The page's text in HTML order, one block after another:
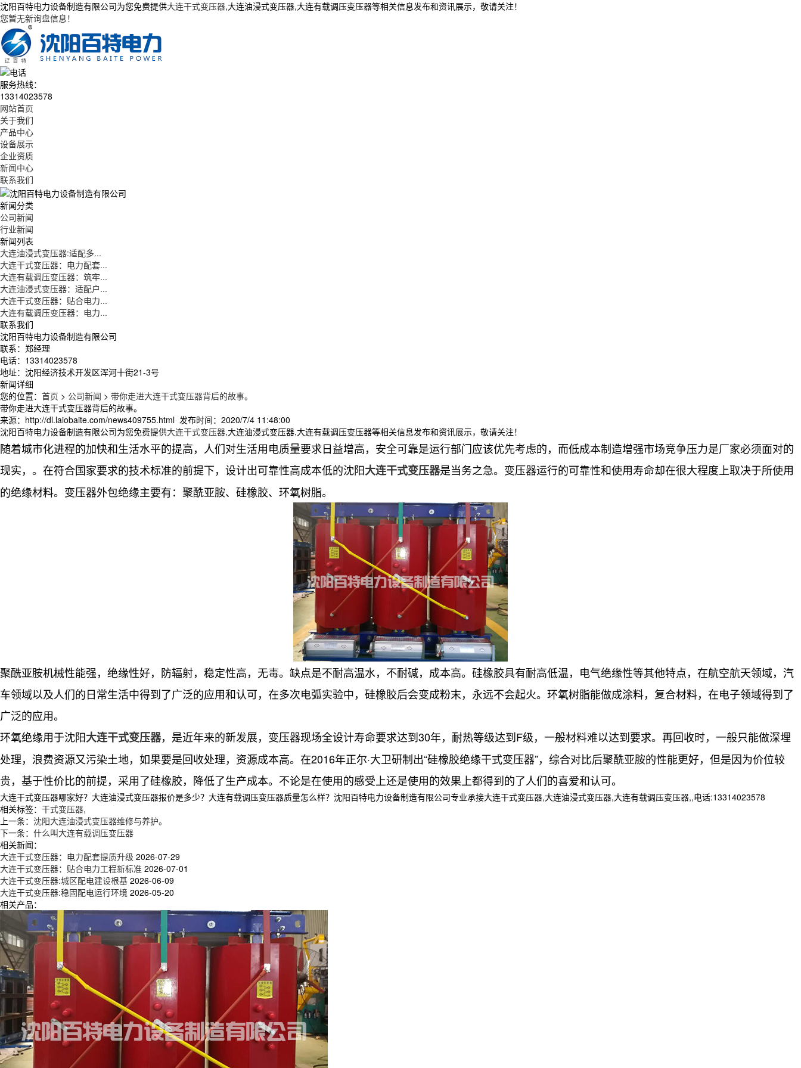
沈阳百特电力设备制造有限公司为您免费提供大连干式变压器,大连油浸式变压器,大连有载调压变压器等相关信息发布和资讯展示，敬请关注！
您暂无新询盘信息！
服务热线：
13314023578
网站首页
关于我们
产品中心
设备展示
企业资质
新闻中心
联系我们
新闻分类
公司新闻
行业新闻
新闻列表
大连油浸式变压器:适配多...
大连干式变压器：电力配套...
大连有载调压变压器：筑牢...
大连油浸式变压器：适配户...
大连干式变压器：贴合电力...
大连有载调压变压器：电力...
联系我们
沈阳百特电力设备制造有限公司
联系：郑经理
电话：13314023578
地址：沈阳经济技术开发区浑河十街21-3号
新闻详细
您的位置： 首页 > 公司新闻 > 带你走进大连干式变压器背后的故事。
带你走进大连干式变压器背后的故事。
来源：http://dl.laiobaite.com/news409755.html 发布时间：2020/7/4 11:48:00
沈阳百特电力设备制造有限公司为您免费提供大连干式变压器,大连油浸式变压器,大连有载调压变压器等相关信息发布和资讯展示，敬请关注！
随着城市化进程的加快和生活水平的提高，人们对生活用电质量要求日益增高，安全可靠是运行部门应该优先考虑的，而低成本制造增强市场竞争压力是厂家必须面对的
现实，。在符合国家要求的技术标准的前提下，设计出可靠性高成本低的沈阳大连干式变压器是当务之急。变压器运行的可靠性和使用寿命却在很大程度上取决于所使用
的绝缘材料。变压器外包绝缘主要有：聚酰亚胺、硅橡胶、环氧树脂。
聚酰亚胺机械性能强，绝缘性好，防辐射，稳定性高，无毒。缺点是不耐高温水，不耐碱，成本高。硅橡胶具有耐高低温，电气绝缘性等其他特点，在航空航天领域，汽
车领域以及人们的日常生活中得到了广泛的应用和认可，在多次电弧实验中，硅橡胶后会变成粉末，永远不会起火。环氧树脂能做成涂料，复合材料，在电子领域得到了
广泛的应用。
环氧绝缘用于沈阳大连干式变压器，是近年来的新发展，变压器现场全设计寿命要求达到30年，耐热等级达到F级，一般材料难以达到要求。再回收时，一般只能做深埋
处理，浪费资源又污染土地，如果要是回收处理，资源成本高。在2016年正尔·大卫研制出“硅橡胶绝缘干式变压器”，综合对比后聚酰亚胺的性能更好，但是因为价位较
贵，基于性价比的前提，采用了硅橡胶，降低了生产成本。不论是在使用的感受上还是使用的效果上都得到的了人们的喜爱和认可。
大连干式变压器哪家好？大连油浸式变压器报价是多少？大连有载调压变压器质量怎么样？沈阳百特电力设备制造有限公司专业承接大连干式变压器,大连油浸式变压器,大连有载调压变压器,,电话:13314023578
相关标签： 干式变压器,
上一条： 沈阳大连油浸式变压器维修与养护。
下一条： 什么叫大连有载调压变压器
相关新闻：
大连干式变压器：电力配套提质升级 2026-07-29
大连干式变压器：贴合电力工程新标准 2026-07-01
大连干式变压器:城区配电建设根基 2026-06-09
大连干式变压器:稳固配电运行环境 2026-05-20
相关产品：